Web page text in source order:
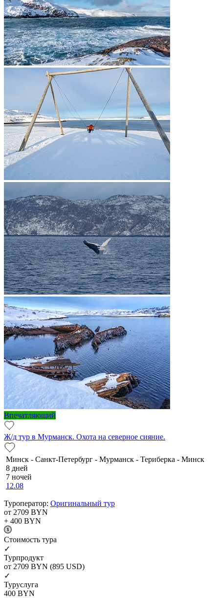
Впечатляющий
Ж/д тур в Мурманск. Охота на северное сияние.
Минск - Санкт-Петербург - Мурманск - Териберка - Минск
8 дней
7 ночей
12.08
Туроператор: Оригинальный тур
от 2709 BYN
+ 400 BYN
Cтоимость тура
✓
Турпродукт
от 2709 BYN (895 USD)
✓
Туруслуга
400 BYN